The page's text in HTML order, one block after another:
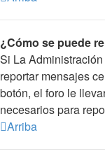
¿Cómo se puede
Si La
reportar mensajes
botón, el foro le
necesarios para
Arriba